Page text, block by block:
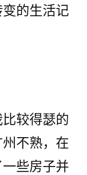
的生活记
较得瑟的
不熟，在
些房子并